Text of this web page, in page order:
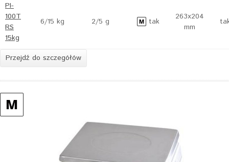
PI-
100T
RS
15kg
6/15 kg 2/5 g tak
263x204
mm
Przejdź do szczegółów